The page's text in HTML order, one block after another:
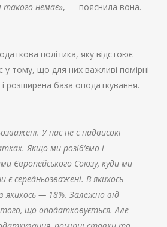
немає», — пояснила вона.
політика, яку відстоює
у тому, що для них важливі помірні
розширена база оподаткування.
У нас не є надвисокі
Якщо ми розіб’ємо і
Європейського Союзу, куди ми
є середньозважені. В якихось
якихось — 18%. Залежно від
того, що оподатковується. Але